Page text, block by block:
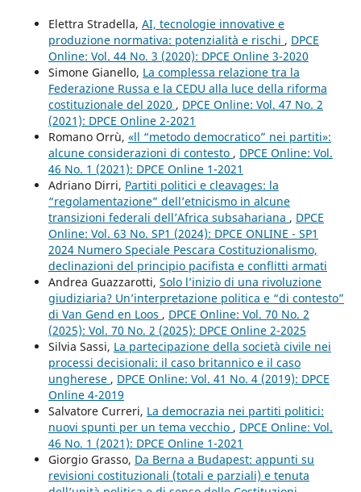
Elettra Stradella, AI, tecnologie innovative e
produzione normativa: potenzialità e rischi , DPCE
Online: Vol. 44 No. 3 (2020): DPCE Online 3-2020
Simone Gianello, La complessa relazione tra la
Federazione Russa e la CEDU alla luce della riforma
costituzionale del 2020 , DPCE Online: Vol. 47 No. 2
(2021): DPCE Online 2-2021
Romano Orrù, «ll “metodo democratico” nei partiti»:
alcune considerazioni di contesto , DPCE Online: Vol.
46 No. 1 (2021): DPCE Online 1-2021
Adriano Dirri, Partiti politici e cleavages: la
“regolamentazione” dell’etnicismo in alcune
transizioni federali dell’Africa subsahariana , DPCE
Online: Vol. 63 No. SP1 (2024): DPCE ONLINE - SP1
2024 Numero Speciale Pescara Costituzionalismo,
declinazioni del principio pacifista e conflitti armati
Andrea Guazzarotti, Solo l’inizio di una rivoluzione
giudiziaria? Un’interpretazione politica e “di contesto”
di Van Gend en Loos , DPCE Online: Vol. 70 No. 2
(2025): Vol. 70 No. 2 (2025): DPCE Online 2-2025
Silvia Sassi, La partecipazione della società civile nei
processi decisionali: il caso britannico e il caso
ungherese , DPCE Online: Vol. 41 No. 4 (2019): DPCE
Online 4-2019
Salvatore Curreri, La democrazia nei partiti politici:
nuovi spunti per un tema vecchio , DPCE Online: Vol.
46 No. 1 (2021): DPCE Online 1-2021
Giorgio Grasso, Da Berna a Budapest: appunti su
revisioni costituzionali (totali e parziali) e tenuta